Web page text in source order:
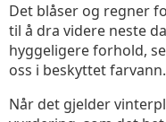
Det blåser og regner
til å dra videre neste
hyggeligere forhold,
oss i beskyttet farvann.
Når det gjelder